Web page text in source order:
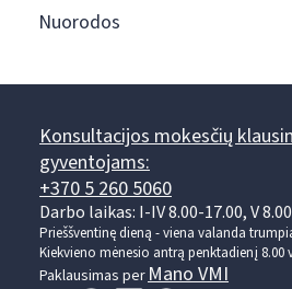
Nuorodos
Konsultacijos mokesčių
gyventojams:
+370 5 260 5060
Darbo laikas: I-IV 8.00-17.00, V
Prieššventinę dieną - viena valanda
Kiekvieno mėnesio antrą penktadienį 8.00
Paklausimas per Mano VMI